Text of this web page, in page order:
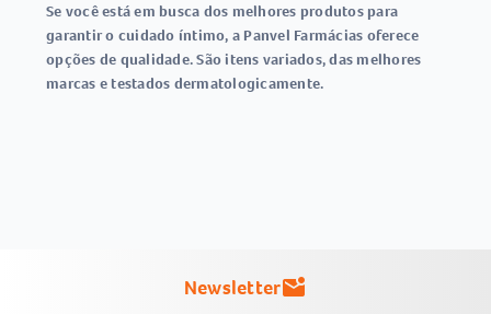
Se você está em busca dos melhores produtos para
garantir o cuidado íntimo, a Panvel Farmácias oferece
opções de qualidade. São itens variados, das melhores
marcas e testados dermatologicamente.
Newslettermark_email_unread